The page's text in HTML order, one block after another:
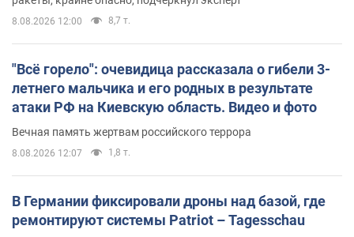
8.08.2026 12:00 8,7 т.
"Всё горело": очевидица рассказала о гибели 3-
летнего мальчика и его родных в результате
атаки РФ на Киевскую область. Видео и фото
Вечная память жертвам российского террора
8.08.2026 12:07 1,8 т.
В Германии фиксировали дроны над базой, где
ремонтируют системы Patriot – Tagesschau